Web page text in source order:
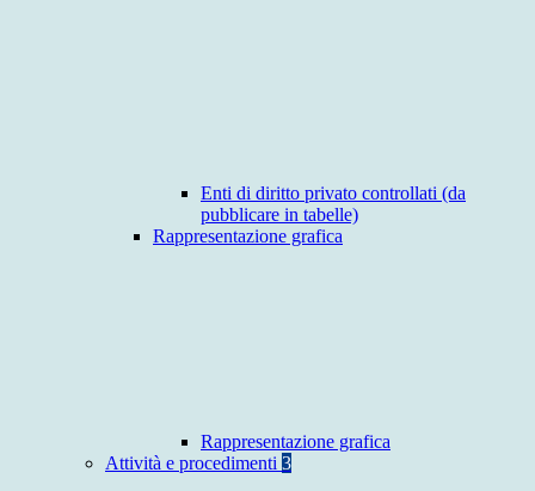
Enti di diritto privato controllati (da
pubblicare in tabelle)
Rappresentazione grafica
Rappresentazione grafica
Attività e procedimenti 3